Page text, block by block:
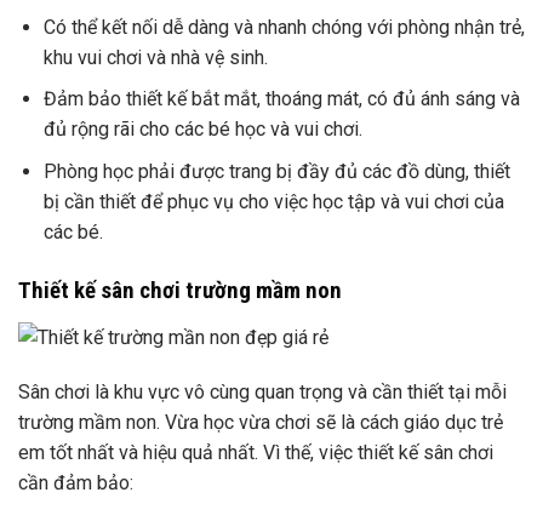
Có thể kết nối dễ dàng và nhanh chóng với phòng nhận trẻ,
khu vui chơi và nhà vệ sinh.
Đảm bảo thiết kế bắt mắt, thoáng mát, có đủ ánh sáng và
đủ rộng rãi cho các bé học và vui chơi.
Phòng học phải được trang bị đầy đủ các đồ dùng, thiết
bị cần thiết để phục vụ cho việc học tập và vui chơi của
các bé.
Thiết kế sân chơi trường mầm non
Sân chơi là khu vực vô cùng quan trọng và cần thiết tại mỗi
trường mầm non. Vừa học vừa chơi sẽ là cách giáo dục trẻ
em tốt nhất và hiệu quả nhất. Vì thế, việc thiết kế sân chơi
cần đảm bảo: